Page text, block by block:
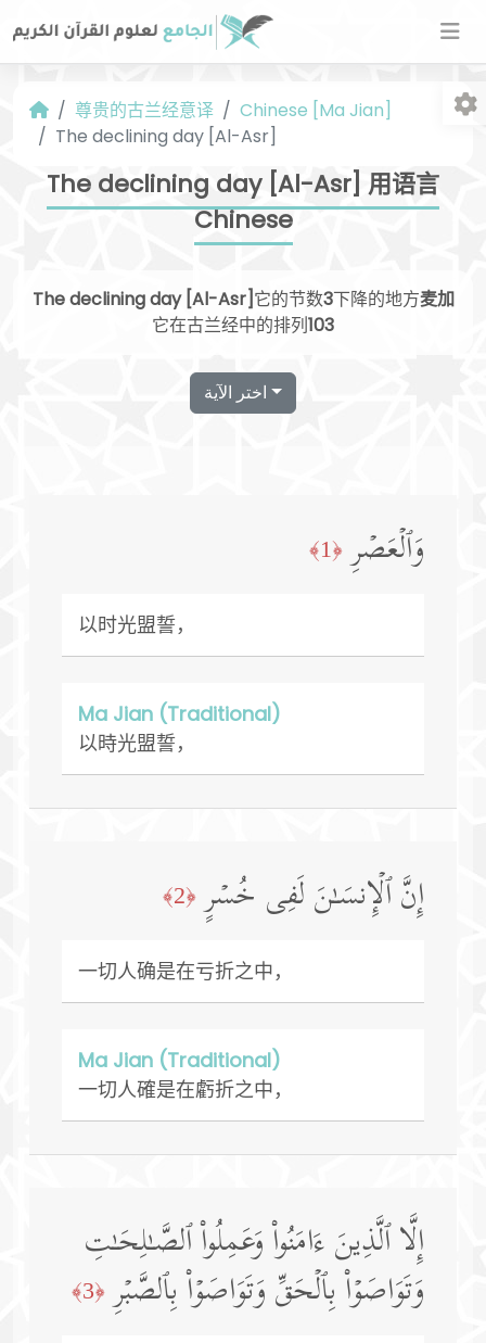
尊贵的古兰经意译
Chinese [Ma Jian]
The declining day [Al-Asr]
The declining day [Al-Asr] 用语言
Chinese
The declining day [Al-Asr]它的节数3下降的地方麦加
它在古兰经中的排列103
اختر الآية
وَٱلۡعَصۡرِ ﴿1﴾
以时光盟誓，
Ma Jian (Traditional)
以時光盟誓，
إِنَّ ٱلۡإِنسَـٰنَ لَفِی خُسۡرٍ ﴿2﴾
一切人确是在亏折之中，
Ma Jian (Traditional)
一切人確是在虧折之中，
إِلَّا ٱلَّذِینَ ءَامَنُوا۟ وَعَمِلُوا۟ ٱلصَّـٰلِحَـٰتِ
وَتَوَاصَوۡا۟ بِٱلۡحَقِّ وَتَوَاصَوۡا۟ بِٱلصَّبۡرِ ﴿3﴾